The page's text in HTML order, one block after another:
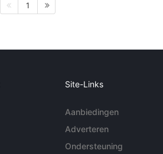
1
Site-Links
Aanbiedingen
Adverteren
Ondersteuning